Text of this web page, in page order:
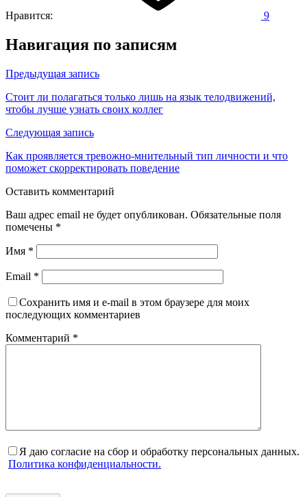
Нравится: 9
Навигация по записям
Предыдущая запись
Стоит ли полагаться только лишь на язык телодвижений,
чтобы лучше узнать своих коллег
Следующая запись
Как проявляется тревожно-мнительный тип личности и что
поможет скорректировать поведение
Оставить комментарий
Ваш адрес email не будет опубликован. Обязательные поля
помечены *
Имя *
Email *
Сохранить имя и e-mail в этом браузере для моих
последующих комментариев
Комментарий *
Я даю согласие на сбор и обработку персональных данных.
Политика конфиденциальности.